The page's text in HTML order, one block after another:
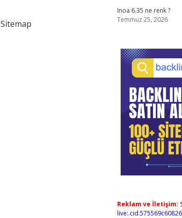
Sitemap
Inoa 6.35 ne renk ?
Temmuz 25, 2026
Reklam ve İletişim: